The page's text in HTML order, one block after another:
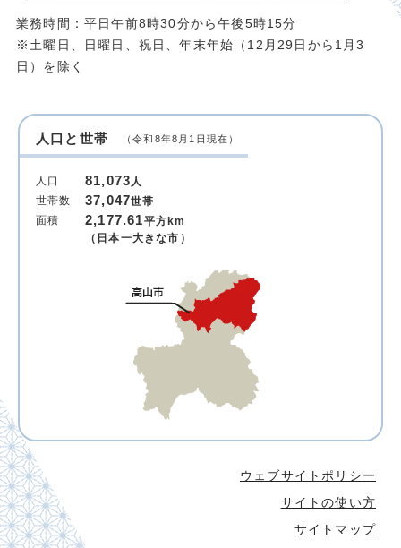
業務時間：平日午前8時30分から午後5時15分
※土曜日、日曜日、祝日、年末年始（12月29日から1月3
日）を除く
人口と世帯 （令和8年8月1日現在）
人口 81,073人
世帯数
37,047世帯
面積
2,177.61平方km
（日本一大きな市）
ウェブサイトポリシー
サイトの使い方
サイトマップ